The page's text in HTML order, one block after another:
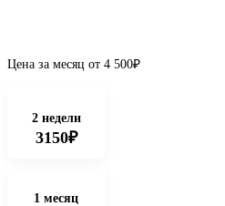
Цена за месяц от 4 500₽
2 недели
3150₽
1 месяц